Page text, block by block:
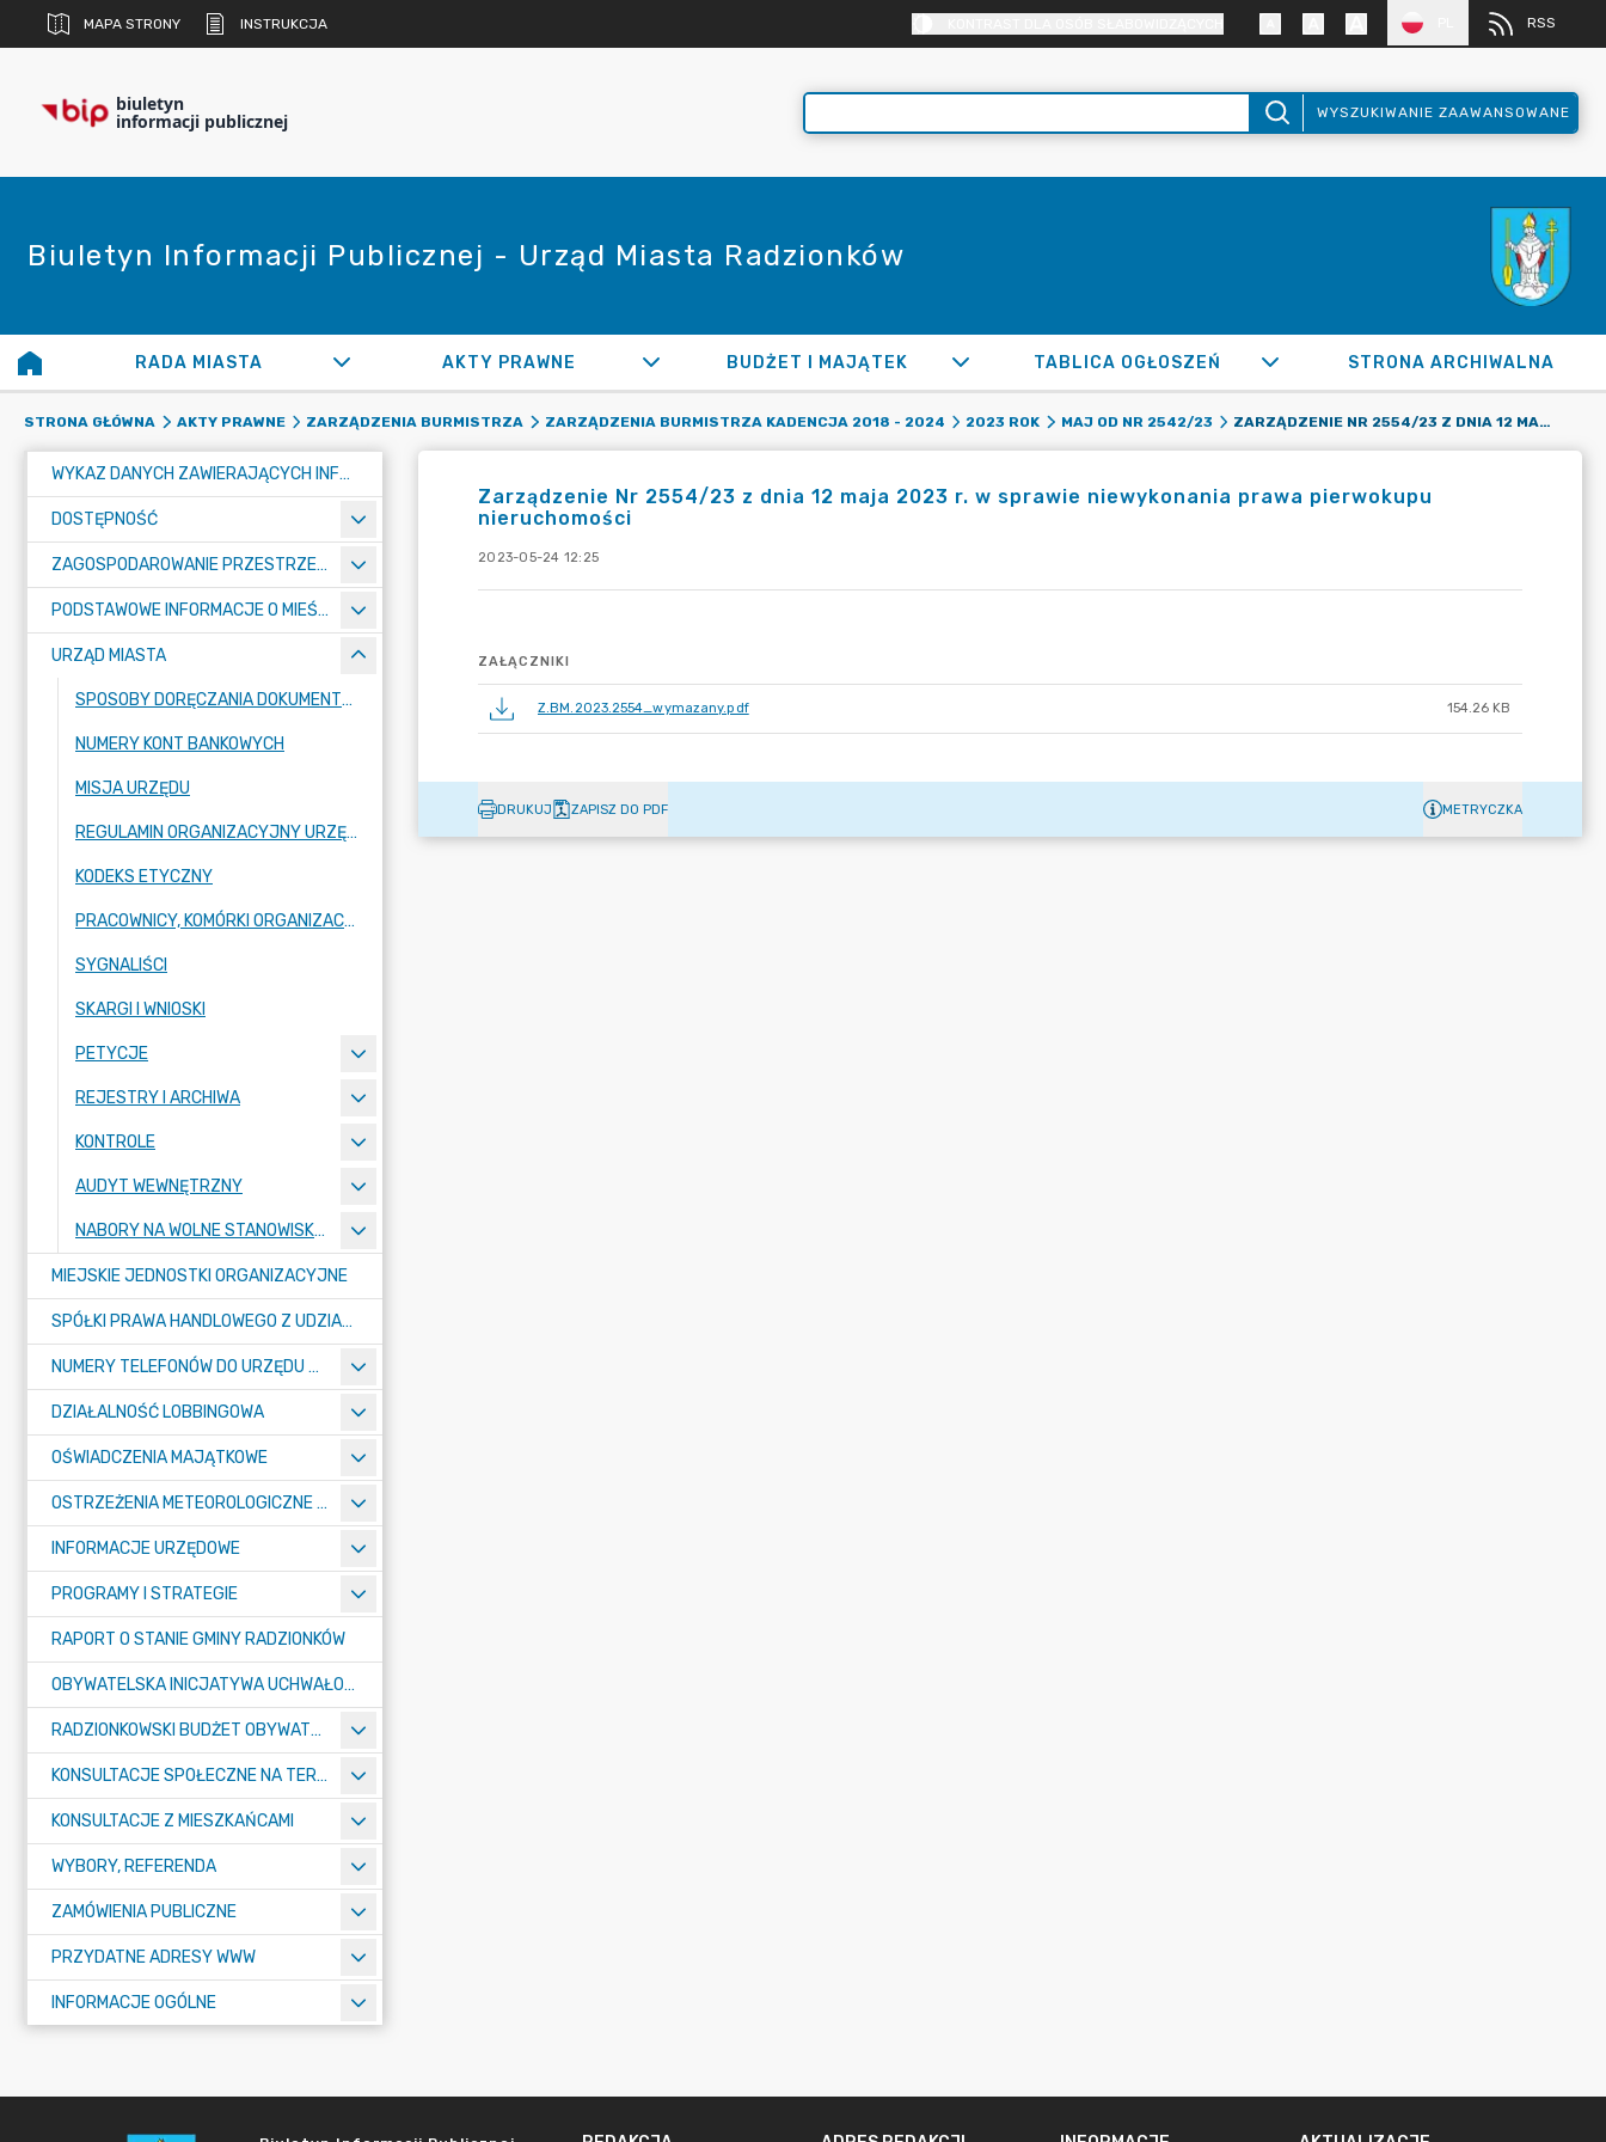
MAPA STRONY INSTRUKCJA RSS
biuletyn
informacji publicznej WYSZUKIWANIE ZAAWANSOWANE
Biuletyn Informacji Publicznej - Urząd Miasta Radzionków
RADA MIASTA AKTY PRAWNE BUDŻET I MAJĄTEK TABLICA OGŁOSZEŃ STRONA ARCHIWALNA
STRONA GŁÓWNA AKTY PRAWNE ZARZĄDZENIA BURMISTRZA ZARZĄDZENIA BURMISTRZA KADENCJA 2018 - 2024 2023 ROK MAJ OD NR 2542/23 ZARZĄDZENIE NR 2554/23 Z DNIA 12 MAJA 2023 R. W SPRAWIE NIEWYKONANIA PRAWA PIERWOKUPU NIERUCHOMOŚCI
WYKAZ DANYCH ZAWIERAJĄCYCH INFORMACJE O ŚRODOWISKU I JEGO OCHRONIE
DOSTĘPNOŚĆ
ZAGOSPODAROWANIE PRZESTRZENNE
PODSTAWOWE INFORMACJE O MIEŚCIE
URZĄD MIASTA
SPOSOBY DORĘCZANIA DOKUMENTÓW DO URZĘDU MIASTA RADZIONKÓW
NUMERY KONT BANKOWYCH
MISJA URZĘDU
REGULAMIN ORGANIZACYJNY URZĘDU
KODEKS ETYCZNY
PRACOWNICY, KOMÓRKI ORGANIZACYJNE URZĘDU
SYGNALIŚCI
SKARGI I WNIOSKI
PETYCJE
REJESTRY I ARCHIWA
KONTROLE
AUDYT WEWNĘTRZNY
NABORY NA WOLNE STANOWISKA PRACY
MIEJSKIE JEDNOSTKI ORGANIZACYJNE
SPÓŁKI PRAWA HANDLOWEGO Z UDZIAŁEM GMINY
NUMERY TELEFONÓW DO URZĘDU MIASTA, MIEJSKICH JEDNOSTEK ORGANIZACYJNYCH ORAZ SPÓŁEK PRAWA HANDLOWEGO Z UDZIAŁEM GMINY
DZIAŁALNOŚĆ LOBBINGOWA
OŚWIADCZENIA MAJĄTKOWE
OSTRZEŻENIA METEOROLOGICZNE O ZŁYM STANIE POWIETRZA I INNE
INFORMACJE URZĘDOWE
PROGRAMY I STRATEGIE
RAPORT O STANIE GMINY RADZIONKÓW
OBYWATELSKA INICJATYWA UCHWAŁODAWCZA
RADZIONKOWSKI BUDŻET OBYWATELSKI
KONSULTACJE SPOŁECZNE NA TERENIE MIASTA RADZIONKÓW
KONSULTACJE Z MIESZKAŃCAMI
WYBORY, REFERENDA
ZAMÓWIENIA PUBLICZNE
PRZYDATNE ADRESY WWW
INFORMACJE OGÓLNE
Zarządzenie Nr 2554/23 z dnia 12 maja 2023 r. w sprawie niewykonania prawa pierwokupu
nieruchomości
2023-05-24 12:25
ZAŁĄCZNIKI
Z.BM.2023.2554_wymazany.pdf 154.26 KB
DRUKUJ ZAPISZ DO PDF METRYCZKA